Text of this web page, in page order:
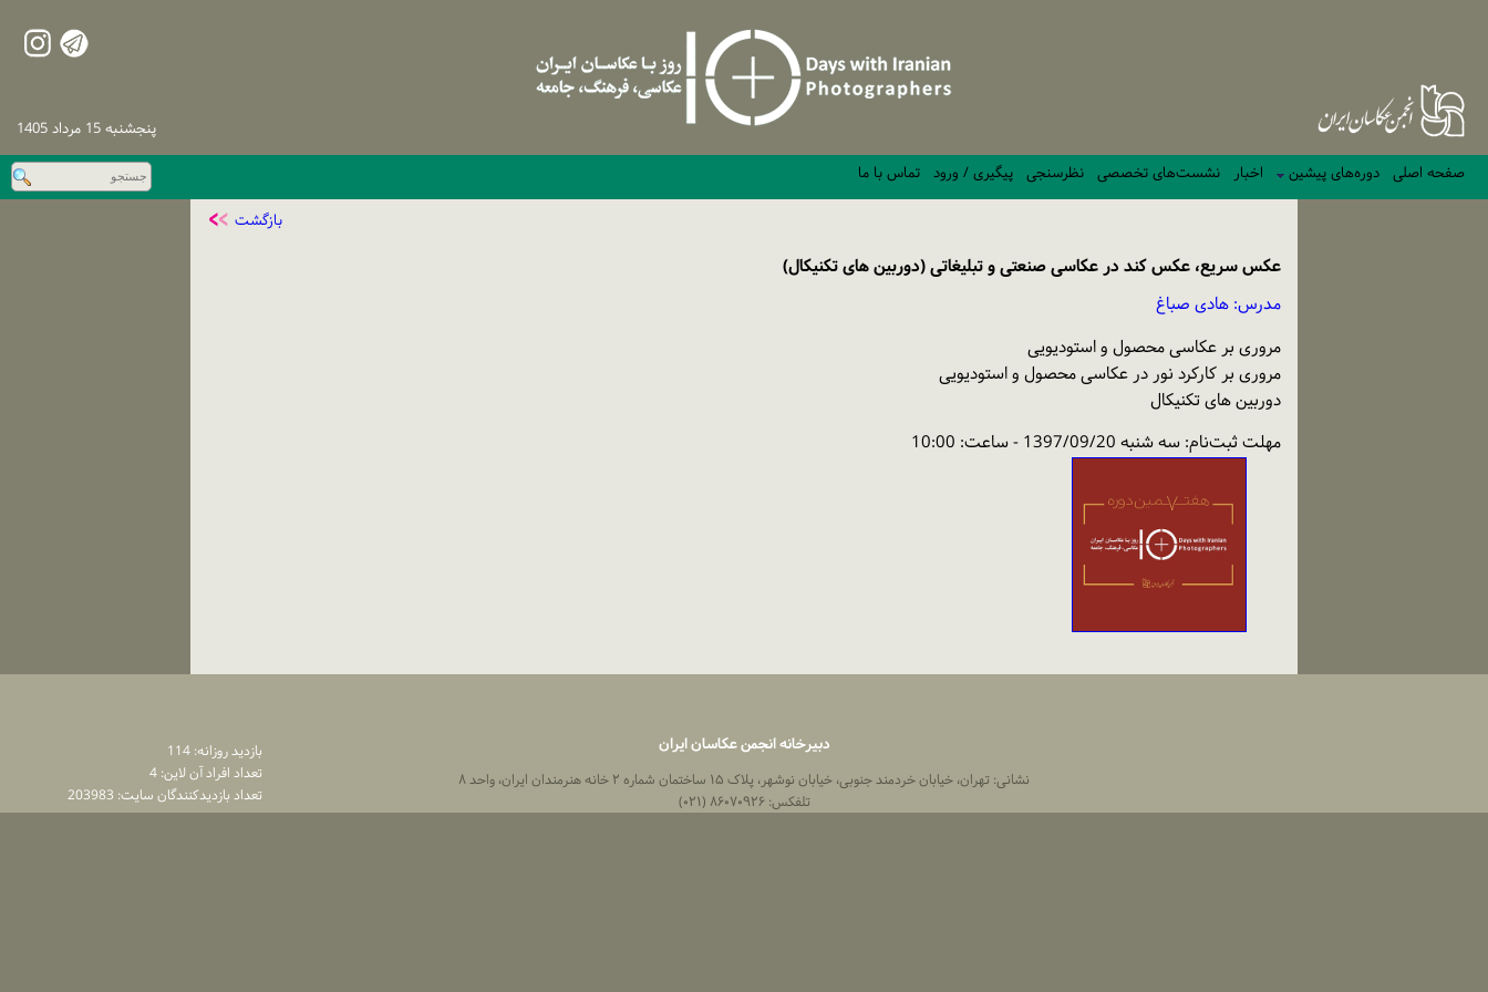
پنجشنبه 15 مرداد 1405
صفحه اصلی دوره‌های پیشین اخبار نشست‌های تخصصی نظرسنجی پیگیری / ورود تماس با ما
بازگشت
عکس سریع، عکس کند در عکاسی صنعتی و تبلیغاتی (دوربین های تکنیکال)
مدرس: هادی صباغ
مروری بر عکاسی محصول و استودیویی
مروری بر کارکرد نور در عکاسی محصول و استودیویی
دوربین های تکنیکال
مهلت ثبت‌نام: سه شنبه 1397/09/20 - ساعت: 10:00
دبیرخانه انجمن عکاسان ایران
نشانی: تهران، خیابان خردمند جنوبی، خیابان نوشهر، پلاک ۱۵ ساختمان شماره ۲ خانه هنرمندان ایران، واحد ۸
تلفکس: ۸۶۰۷۰۹۲۶ (۰۲۱)
بازديد روزانه: 114
تعداد افراد آن لاين: 4
تعداد بازديدكنندگان سايت: 203983